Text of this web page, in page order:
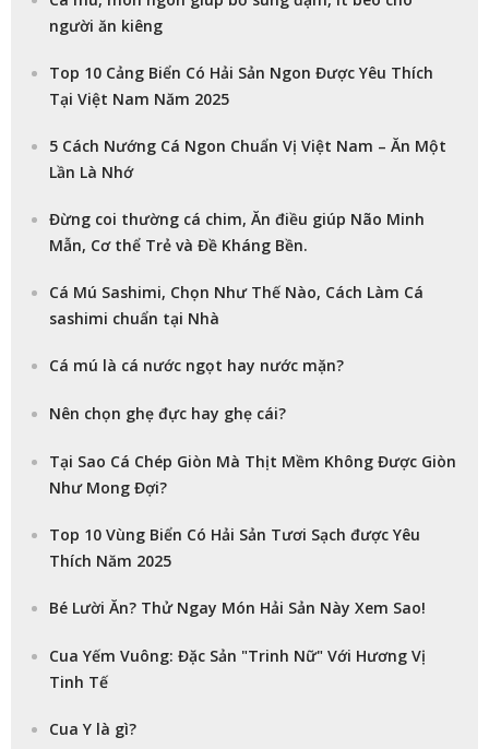
người ăn kiêng
Top 10 Cảng Biển Có Hải Sản Ngon Được Yêu Thích
Tại Việt Nam Năm 2025
5 Cách Nướng Cá Ngon Chuẩn Vị Việt Nam – Ăn Một
Lần Là Nhớ
Đừng coi thường cá chim, Ăn điều giúp Não Minh
Mẫn, Cơ thể Trẻ và Đề Kháng Bền.
Cá Mú Sashimi, Chọn Như Thế Nào, Cách Làm Cá
sashimi chuẩn tại Nhà
Cá mú là cá nước ngọt hay nước mặn?
Nên chọn ghẹ đực hay ghẹ cái?
Tại Sao Cá Chép Giòn Mà Thịt Mềm Không Được Giòn
Như Mong Đợi?
Top 10 Vùng Biển Có Hải Sản Tươi Sạch được Yêu
Thích Năm 2025
Bé Lười Ăn? Thử Ngay Món Hải Sản Này Xem Sao!
Cua Yếm Vuông: Đặc Sản "Trinh Nữ" Với Hương Vị
Tinh Tế
Cua Y là gì?